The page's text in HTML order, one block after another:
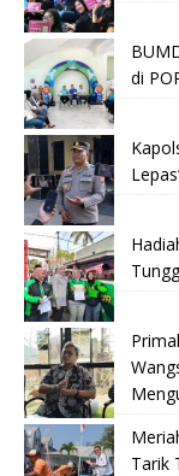
di
Tarik